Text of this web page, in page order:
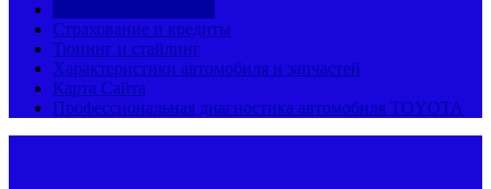
Страхование и кредиты
Тюнинг и стайлинг
Характеристики автомобиля и запчастей
Карта Сайта
Профессиональная диагностика автомобиля TOYOTA